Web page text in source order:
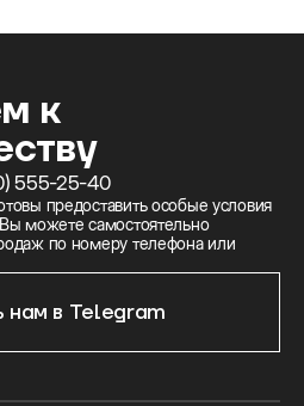
к
555-25-40
предоставить особые условия
можете самостоятельно
по номеру телефона или
нам в Telegram